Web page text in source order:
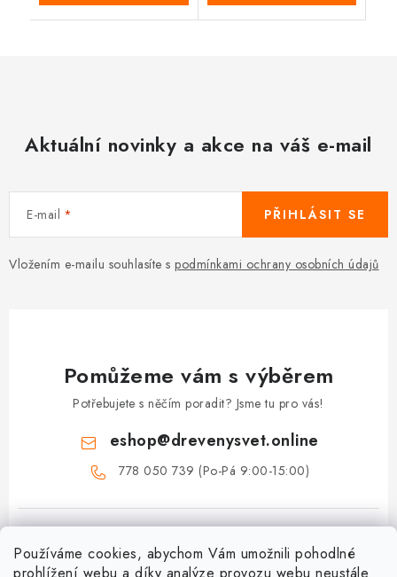
Používáme cookies, abychom Vám umožnili pohodlné
Aktuální novinky a akce na váš e-mail
E-mail
Vložením e-mailu souhlasíte s podmínkami ochrany osobních údajů
PŘIHLÁSIT SE
Pomůžeme vám s výběrem
Potřebujete s něčím poradit? Jsme tu pro vás!
eshop@drevenysvet.online
778 050 739 (Po-Pá 9:00-15:00)